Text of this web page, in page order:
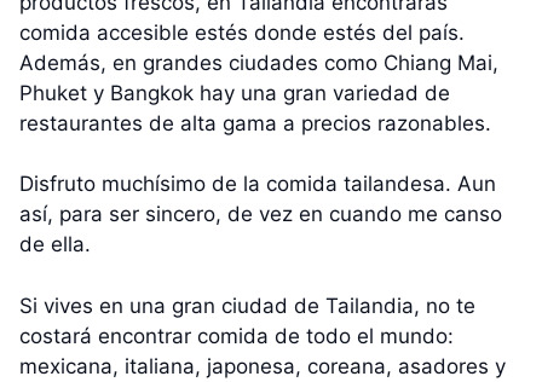
comida accesible estés donde estés del país.
Además, en grandes ciudades como Chiang Mai,
Phuket y Bangkok hay una gran variedad de
restaurantes de alta gama a precios razonables.
Disfruto muchísimo de la comida tailandesa. Aun
así, para ser sincero, de vez en cuando me canso
de ella.
Si vives en una gran ciudad de Tailandia, no te
costará encontrar comida de todo el mundo:
mexicana, italiana, japonesa, coreana, asadores y